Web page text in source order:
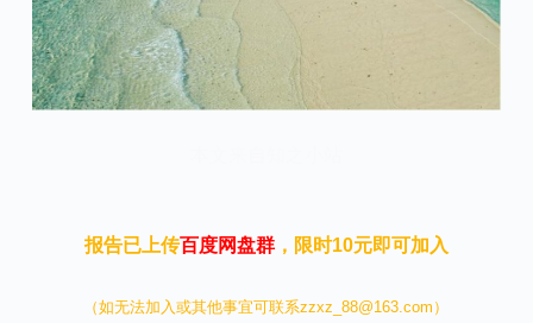
报告已上传百度网盘群，限时10元即可加入
（如无法加入或其他事宜可联系zzxz_88@163.com）